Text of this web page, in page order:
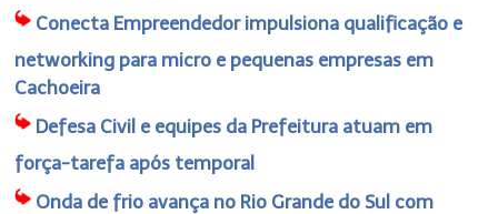
Conecta Empreendedor impulsiona qualificação e
networking para micro e pequenas empresas em
Cachoeira
Defesa Civil e equipes da Prefeitura atuam em
força-tarefa após temporal
Onda de frio avança no Rio Grande do Sul com